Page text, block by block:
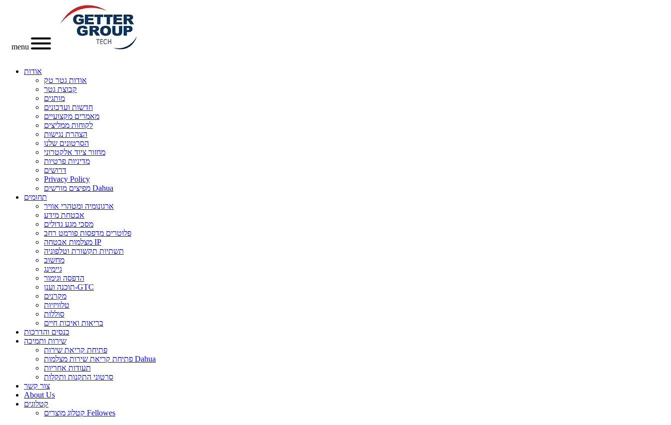
menu
אודות
אודות גטר טק
קבוצת גטר
מותגים
חדשות ועדכונים
מאמרים מקצועיים
לקוחות ממליצים
הצהרת נגישות
הסרטונים שלנו
מחזור ציוד אלקטרוני
מדיניות פרטיות
דרושים
Privacy Policy
מפיצים מורשים Dahua
תחומים
ארגונומיה ומטהרי אוויר
אבטחת מידע
מסכי מגע גדולים
פלוטרים מדפסות פורמט רחב
מצלמות אבטחה IP
תשתיות תקשורת וטלפוניה
מחשוב
גיימינג
הדפסה וגימור
תוכנה וענן-GTC
מקרנים
טלוויזיות
סוללות
בריאות ואיכות חיים
כנסים והדרכות
שירות ותמיכה
פתיחת קריאת שירות
פתיחת קריאת שירות מצלמות Dahua
תעודות אחריות
סרטוני התקנות ותקלות
צור קשר
About Us
קטלוגים
קטלוג מוצרים Fellowes